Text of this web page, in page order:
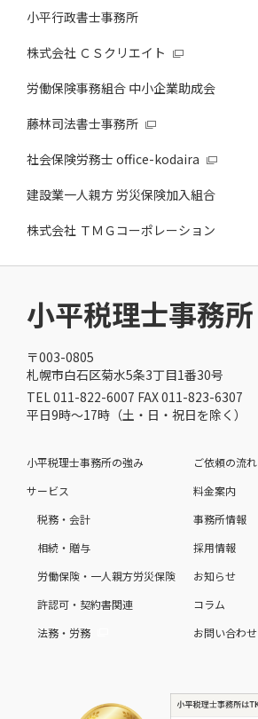
小平行政書士事務所
株式会社 ＣＳクリエイト
労働保険事務組合 中小企業助成会
藤林司法書士事務所
社会保険労務士 office-kodaira
建設業一人親方 労災保険加入組合
株式会社 ＴＭＧコーポレーション
小平税理士事務所
〒003-0805
札幌市白石区菊水5条3丁目1番30号
TEL 011-822-6007 FAX 011-823-6307
平日9時～17時（土・日・祝日を除く）
小平税理士事務所の強み
サービス
税務・会計
相続・贈与
労働保険・一人親方労災保険
許認可・契約書関連
法務・労務
ご依頼の流れ
料金案内
事務所情報
採用情報
お知らせ
コラム
お問い合わせ